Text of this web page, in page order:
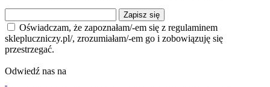
Zapisz się
Oświadczam, że zapoznałam/-em się z regulaminem
sklepluczniczy.pl/, zrozumiałam/-em go i zobowiązuję się
przestrzegać.
Odwiedź nas na